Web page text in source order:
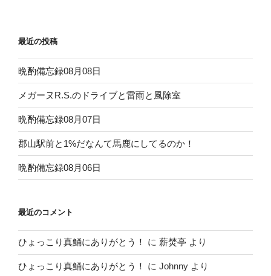
最近の投稿
晩酌備忘録08月08日
メガーヌR.S.のドライブと雷雨と風除室
晩酌備忘録08月07日
郡山駅前と1%だなんて馬鹿にしてるのか！
晩酌備忘録08月06日
最近のコメント
ひょっこり真鯒にありがとう！ に 薪焚亭 より
ひょっこり真鯒にありがとう！ に Johnny より